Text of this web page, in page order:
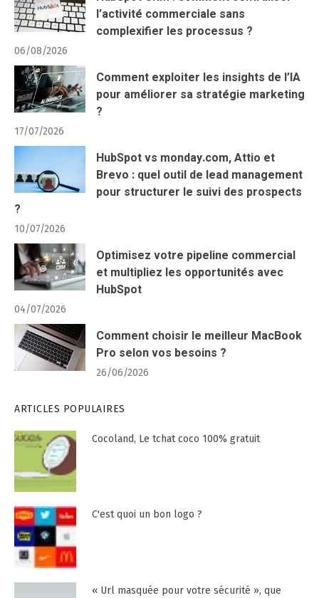
l’activité commerciale sans
complexifier les processus ?
06/08/2026
Comment exploiter les insights de l’IA
pour améliorer sa stratégie marketing
?
17/07/2026
HubSpot vs monday.com, Attio et
Brevo : quel outil de lead management
pour structurer le suivi des prospects
?
10/07/2026
Optimisez votre pipeline commercial
et multipliez les opportunités avec
HubSpot
04/07/2026
Comment choisir le meilleur MacBook
Pro selon vos besoins ?
26/06/2026
ARTICLES POPULAIRES
Cocoland, Le tchat coco 100% gratuit
C'est quoi un bon logo ?
« Url masquée pour votre sécurité », que